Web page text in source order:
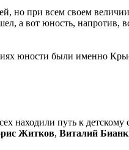
но при всем своем
а вот юность, напротив,
юности были именно
находили путь к
Житков, Виталий